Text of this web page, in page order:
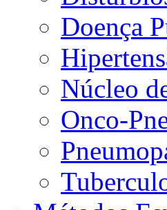
Doença
Núcleo
Onco-